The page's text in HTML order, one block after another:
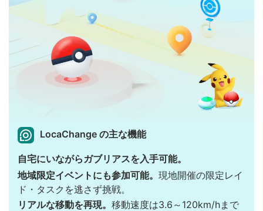
LocaChange の主な機能
自宅にいながらガブリアスを入手可能。
地域限定イベントにも参加可能。 現地開催の限定レイ
ド・タスクを逃さず挑戦。
リアルな移動を再現。 移動速度は3.6～120km/hまで